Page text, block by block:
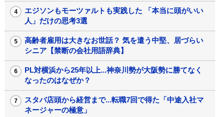
エジソンもモーツァルトも実践した 「本当に頭がいい
人」だけの思考3選
高齢者雇用は大きなお世話？ 気を遣う中堅、居づらい
シニア【禁断の会社用語辞典】
PL対横浜から25年以上...神奈川勢が大阪勢に勝てなく
なったのはなぜか？
スタバ店頭から経営まで...転職7回で得た「中途入社マ
ネージャーの極意」